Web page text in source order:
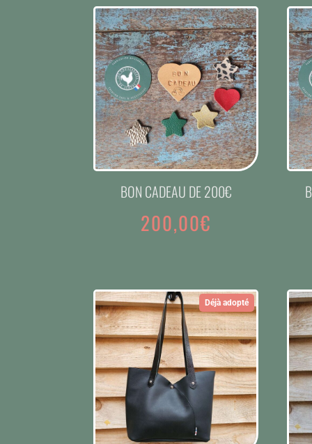
BON CADEAU DE 200€
200,00€
Déjà adopté